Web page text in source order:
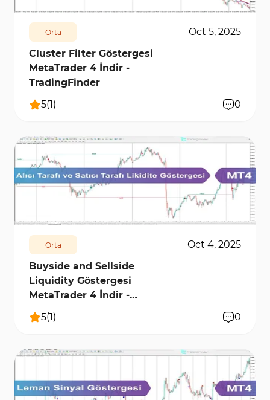
Orta
Oct 5, 2025
Cluster Filter Göstergesi
MetaTrader 4 İndir -
TradingFinder
5(1) 0
Orta
Oct 4, 2025
Buyside and Sellside
Liquidity Göstergesi
MetaTrader 4 İndir -
[TradingFinder]
5(1) 0